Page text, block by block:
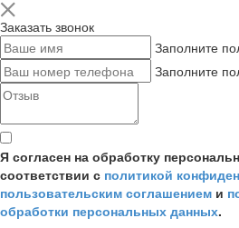
Заказать звонок
Заполните
Заполните
Я согласен на обработку
соответствии с политикой
пользовательским соглашением и
обработки персональных данных.